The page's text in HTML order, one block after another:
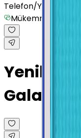
Telefon/Yenilenmiş
Mükemmel
Galaxy